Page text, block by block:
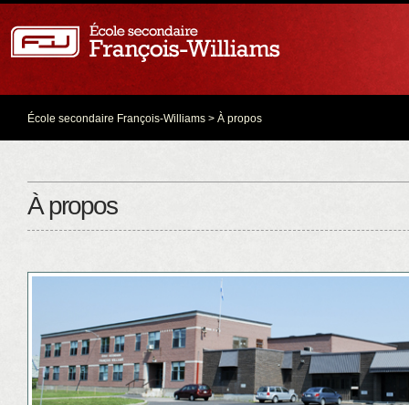
École secondaire François-Williams > À propos
À propos